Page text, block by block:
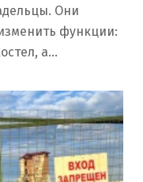
Они
функции:
а…